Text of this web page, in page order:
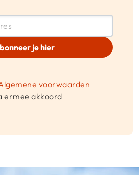
je hier
voorwaarden
ermee akkoord